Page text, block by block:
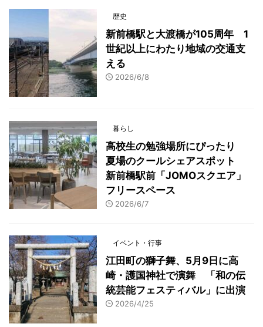
歴史
新前橋駅と大渡橋が105周年 1
世紀以上にわたり地域の交通支
える
2026/6/8
暮らし
高校生の勉強場所にぴったり
夏場のクールシェアスポット
新前橋駅前「JOMOスクエア」
フリースペース
2026/6/7
イベント・行事
江田町の獅子舞、5月9日に高
崎・護国神社で演舞 「和の伝
統芸能フェスティバル」に出演
2026/4/25